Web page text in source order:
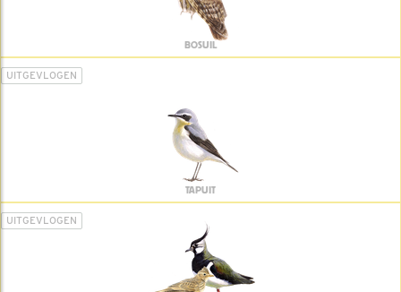
BOSUIL
UITGEVLOGEN
TAPUIT
UITGEVLOGEN